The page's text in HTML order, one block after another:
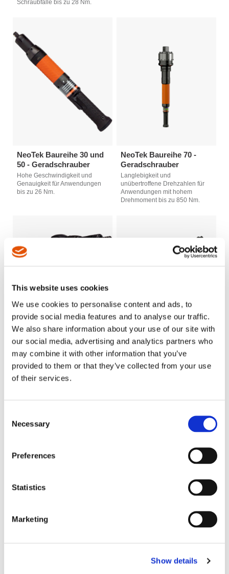
This website uses cookies
We use cookies to personalise content and ads, to
provide social media features and to analyse our traffic.
We also share information about your use of our site with
our social media, advertising and analytics partners who
may combine it with other information that you’ve
provided to them or that they’ve collected from your use
of their services.
Selection
Necessary
Preferences
Statistics
Marketing
Show details
Schraubfälle bis zu 28 Nm.
NeoTek Baureihe 30 und
50 - Geradschrauber
Hohe Geschwindigkeit und
Genauigkeit für Anwendungen
bis zu 26 Nm.
NeoTek Baureihe 70 -
Geradschrauber
Langlebigkeit und
unübertroffene Drehzahlen für
Anwendungen mit hohem
Drehmoment bis zu 850 Nm.
NeoTek Baureihe 30 und
50- Pistolenschrauber
geringes Gewicht reduzieren die
NeoTek Baureihe 50 -
Einbauspindeln mit
Messwertaufnehmer (33-
Flush Socket mit